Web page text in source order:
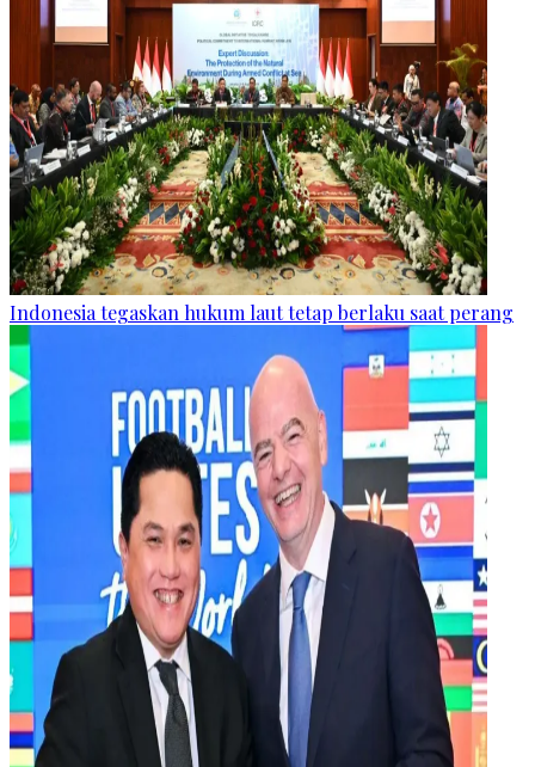
Indonesia tegaskan hukum laut tetap berlaku saat perang